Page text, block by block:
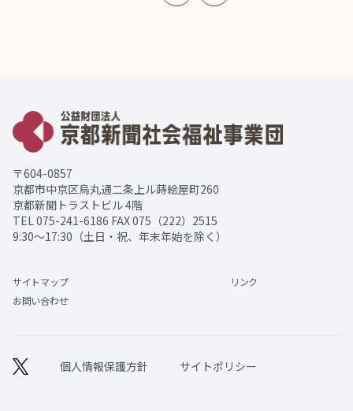
〒604-0857
京都市中京区烏丸通二条上ル蒔絵屋町260
京都新聞トラストビル 4階
TEL 075-241-6186 FAX 075（222）2515
9:30～17:30（土日・祝、年末年始を除く）
サイトマップ
リンク
お問い合わせ
個人情報保護方針 サイトポリシー